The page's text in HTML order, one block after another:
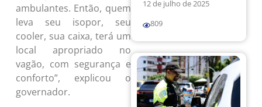
ambulantes. Então, quem
leva seu isopor, seu
cooler, sua caixa, terá um
local apropriado no
vagão, com segurança e
conforto”, explicou o
governador.
12 de julho de 2025
809